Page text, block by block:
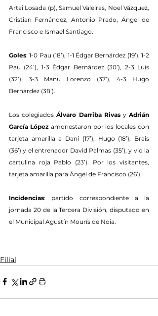
Artai Losada (p), Samuel Valeiras, Noel Vázquez,
Cristian Fernández, Antonio Prado, Ángel de
Francisco e Ismael Santiago.
Goles: 1-0 Pau (18’), 1-1 Édgar Bernárdez (19’), 1-2
Pau (24’), 1-3 Édgar Bernárdez (30’), 2-3 Luis
(32’), 3-3 Manu Lorenzo (37’), 4-3 Hugo
Bernárdez (38’).
Los colegiados Álvaro Darriba Rivas y Adrián
García López amonestaron por los locales con
tarjeta amarilla a Dani (17’), Hugo (18’), Brais
(36’) y el entrenador David Palmas (35’), y vio la
cartulina roja Pablo (23’). Por los visitantes,
tarjeta amarilla para Ángel de Francisco (26’).
Incidencias: partido correspondiente a la
jornada 20 de la Tercera División, disputado en
el Municipal Agustín Mourís de Noia.
Filial